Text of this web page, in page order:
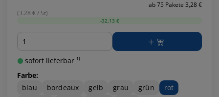
ab 75 Pakete 3,28 €
(3.28 € / St)
-32,13 €
Menge
sofort lieferbar ¹⁾
Farbe:
blau
bordeaux gelb grau grün
rot